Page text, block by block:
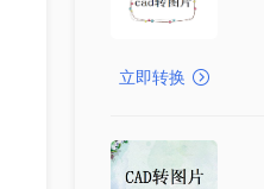
立即转换